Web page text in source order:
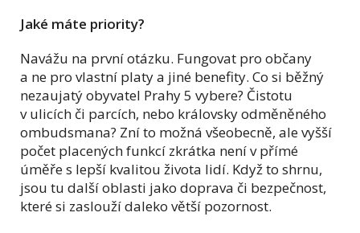
Jaké máte priority?
Navážu na první otázku. Fungovat pro občany
a ne pro vlastní platy a jiné benefity. Co si běžný
nezaujatý obyvatel Prahy 5 vybere? Čistotu
v ulicích či parcích, nebo královsky odměněného
ombudsmana? Zní to možná všeobecně, ale vyšší
počet placených funkcí zkrátka není v přímé
úměře s lepší kvalitou života lidí. Když to shrnu,
jsou tu další oblasti jako doprava či bezpečnost,
které si zaslouží daleko větší pozornost.